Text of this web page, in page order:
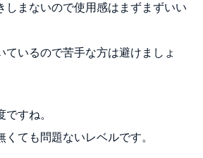
しまないので使用感はまずまずいい
ているので苦手な方は避けましょ
すね。
くても問題ないレベルです。